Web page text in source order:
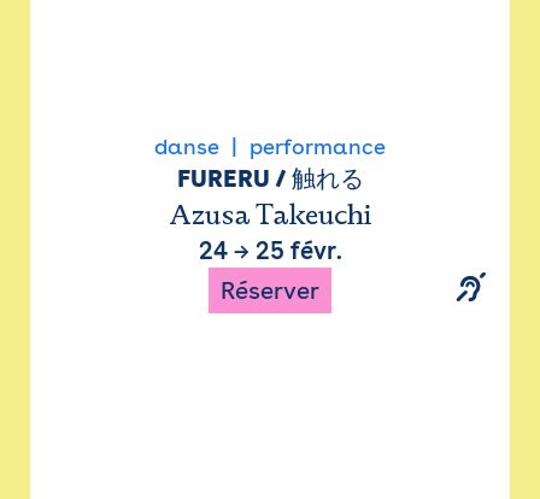
danse performance
FURERU / 触れる
Azusa Takeuchi
24→ 25 févr.
Réserver